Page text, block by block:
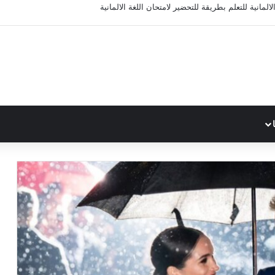
للتعلم بطريقة للتحضير لامتحان اللغة الالمانية